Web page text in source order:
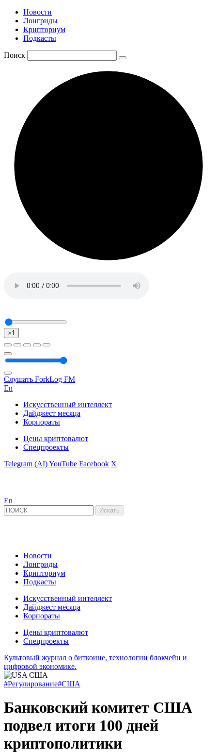
Новости
Лонгриды
Крипториум
Подкасты
Поиск
×1
Слушать ForkLog FM
En
Искусственный интеллект
Дайджест месяца
Корпораты
Цены криптовалют
Спецпроекты
Telegram (AI)YouTube Facebook X
En
Новости
Лонгриды
Крипториум
Подкасты
Искусственный интеллект
Дайджест месяца
Корпораты
Цены криптовалют
Спецпроекты
Культовый журнал о биткоине, технологии блокчейн и
цифровой экономике.
#Регулирование#США
Банковский комитет США
подвел итоги 100 дней
криптополитики